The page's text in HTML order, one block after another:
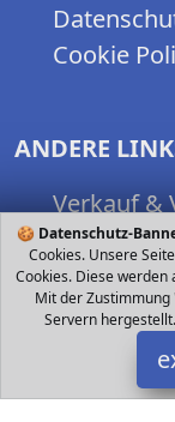
🍪 Datenschutz-
Cookies. Unsere
Cookies. Diese
Mit der
Servern
Cookie
ANDERE
Verkauf &